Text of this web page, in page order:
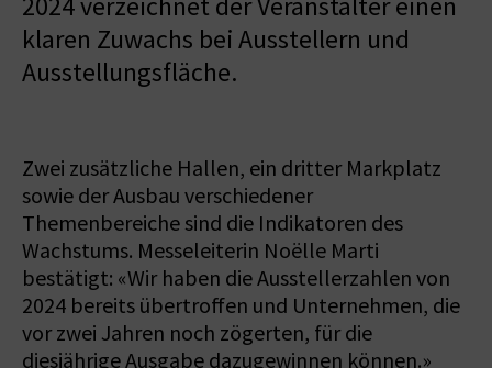
klaren Zuwachs bei Ausstellern und
Ausstellungsfläche.
Zwei zusätzliche Hallen, ein dritter Markplatz
sowie der Ausbau verschiedener
Themenbereiche sind die Indikatoren des
Wachstums. Messeleiterin Noëlle Marti
bestätigt: «Wir haben die Ausstellerzahlen von
2024 bereits übertroffen und Unternehmen, die
vor zwei Jahren noch zögerten, für die
diesjährige Ausgabe dazugewinnen können.»